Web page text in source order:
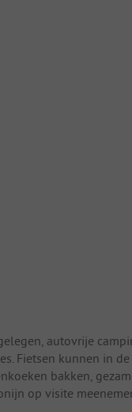
autovrije
Fietsen kunnen in de
bakken,
op visite